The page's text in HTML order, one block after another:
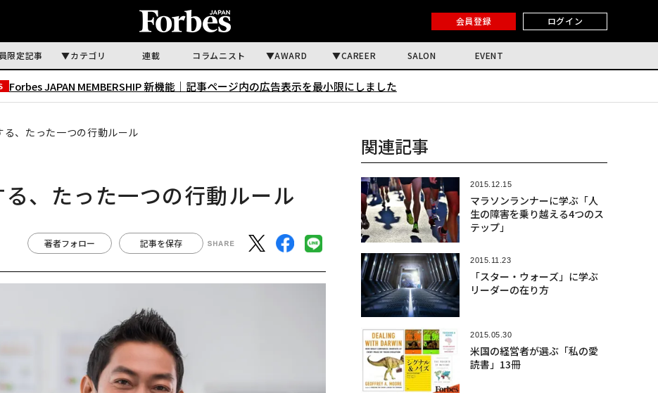
会員登録 ログイン
限定記事 カテゴリ 連載 コラムニスト AWARD CAREER SALON EVENT
Forbes JAPAN MEMBERSHIP 新機能｜ 記事ページ内の広告表示を最小限にしました
、たった一つの行動ルール
、たった一つの行動ルール
著者フォロー 記事を保存
関連記事
2015.12.15
マラソンランナーに学ぶ「人
生の障害を乗り越える4つのス
テップ」
2015.11.23
「スター・ウォーズ」に学ぶ
リーダーの在り方
2015.05.30
米国の経営者が選ぶ「私の愛
読書」13冊